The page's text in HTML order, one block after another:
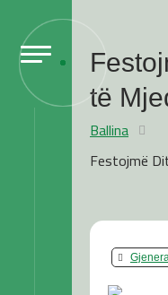
të
Ballina
Festojmë